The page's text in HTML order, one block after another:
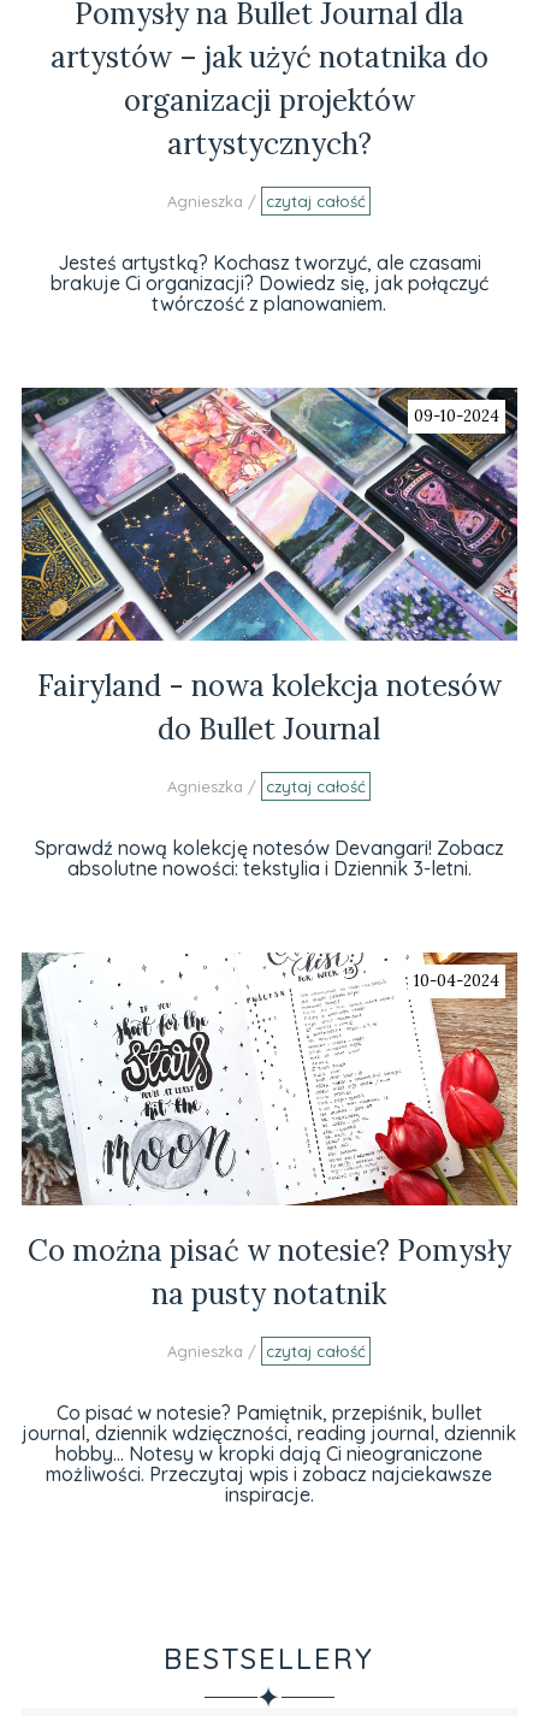
Pomysły na Bullet Journal dla
artystów – jak użyć notatnika do
organizacji projektów
artystycznych?
Agnieszka / czytaj całość
Jesteś artystką? Kochasz tworzyć, ale czasami
brakuje Ci organizacji? Dowiedz się, jak połączyć
twórczość z planowaniem.
09-10-2024
Fairyland - nowa kolekcja notesów
do Bullet Journal
Agnieszka / czytaj całość
Sprawdź nową kolekcję notesów Devangari! Zobacz
absolutne nowości: tekstylia i Dziennik 3-letni.
10-04-2024
Co można pisać w notesie? Pomysły
na pusty notatnik
Agnieszka / czytaj całość
Co pisać w notesie? Pamiętnik, przepiśnik, bullet
journal, dziennik wdzięczności, reading journal, dziennik
hobby... Notesy w kropki dają Ci nieograniczone
możliwości. Przeczytaj wpis i zobacz najciekawsze
inspiracje.
BESTSELLERY
✦